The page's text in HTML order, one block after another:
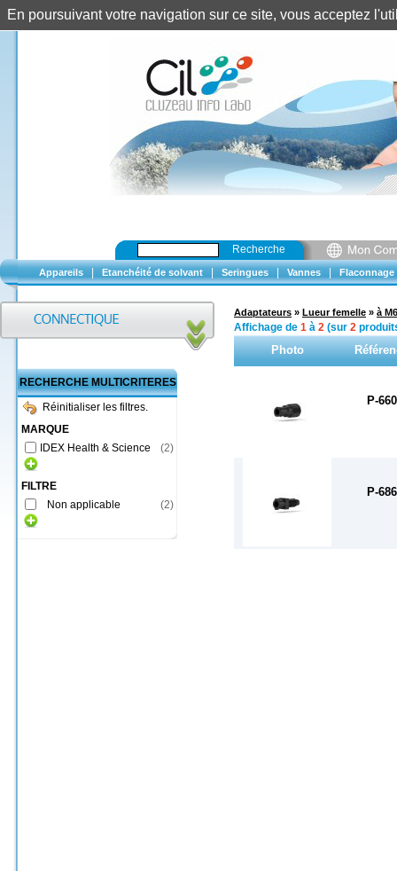
Recherche
Appareils Etanchéité de solvant Seringues Vannes Flaconnage
RECHERCHE MULTICRITERES
Réinitialiser les filtres.
MARQUE
IDEX Health & Science
(2)
FILTRE
Non applicable
(2)
Adaptateurs » Lueur femelle » à M6
Affichage de 1 à 2 (sur 2
Photo
P-660
P-686
En poursuivant votre navigation sur ce site, vous acceptez